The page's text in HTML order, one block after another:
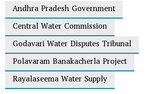
Andhra Pradesh Government
Central Water Commission
Godavari Water Disputes Tribunal
Polavaram Banakacherla Project
Rayalaseema Water Supply